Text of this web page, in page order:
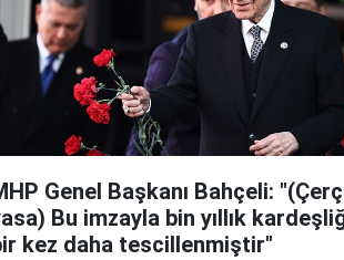
Genel Başkanı Bahçeli:
Bu imzayla bin yıllık
kez daha tescillenmiştir"